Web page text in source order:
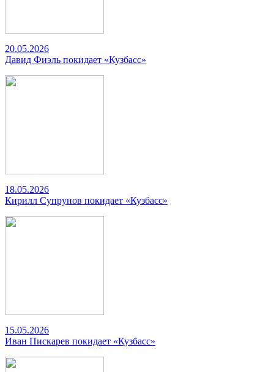
20.05.2026
Давид Фиэль покидает «Кузбасс»
18.05.2026
Кирилл Супрунов покидает «Кузбасс»
15.05.2026
Иван Пискарев покидает «Кузбасс»